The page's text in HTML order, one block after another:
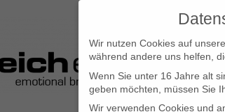
Wir nutzen Cookies auf
während andere uns helfen,
Wenn Sie unter 16 Jahre alt
geben möchten, müssen Sie
Wir verwenden Cookies und